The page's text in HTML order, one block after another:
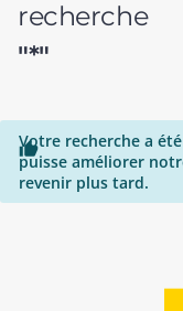
recherche
"*"

Votre recherche a
puisse améliorer
revenir plus tard.